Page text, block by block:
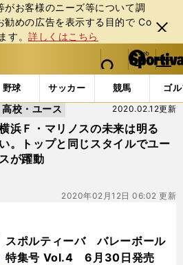
がお客様のニーズ等について調
勧めの広告を表⽰する⽬的で Co
す。詳しくはこちら
閉じ
る
web Sportiva (webスポルティーバ)
検索
マイペ
ー
ジ
メニュ
野球 サッカー 競馬 ゴ
選抜」の最新ニュース・ 情報
浜Ｆ・マリノスの未来は明る
い。トップと同じスタイルでユー
スが躍動
2020.02.12更新
高校・ユース
2020年02月12日 06:02 更新
スポルティーバ バレーボール
特集号 Vol.4 6月30日発売